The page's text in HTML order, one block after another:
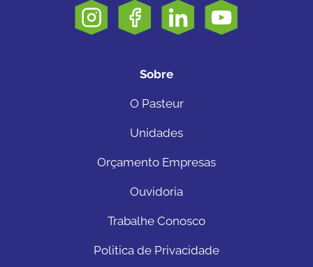
Sobre
O Pasteur
Unidades
Orçamento Empresas
Ouvidoria
Trabalhe Conosco
Politica de Privacidade